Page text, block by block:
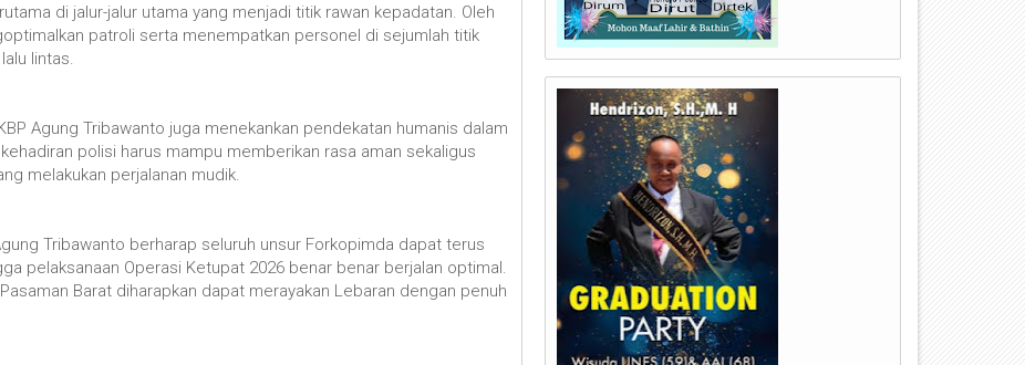
di jalur-jalur utama yang menjadi titik rawan kepadatan. Oleh
patroli serta menempatkan personel di sejumlah titik
lintas.
Agung Tribawanto juga menekankan pendekatan humanis dalam
polisi harus mampu memberikan rasa aman sekaligus
melakukan perjalanan mudik.
Tribawanto berharap seluruh unsur Forkopimda dapat terus
pelaksanaan Operasi Ketupat 2026 benar benar berjalan optimal.
Barat diharapkan dapat merayakan Lebaran dengan penuh